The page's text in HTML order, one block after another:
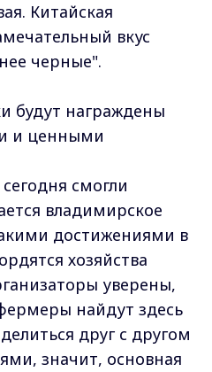
Китайская
вкус
черные".
будут награждены
и ценными
смогли
владимирское
достижениями в
хозяйства
уверены,
найдут здесь
друг с другом
значит, основная